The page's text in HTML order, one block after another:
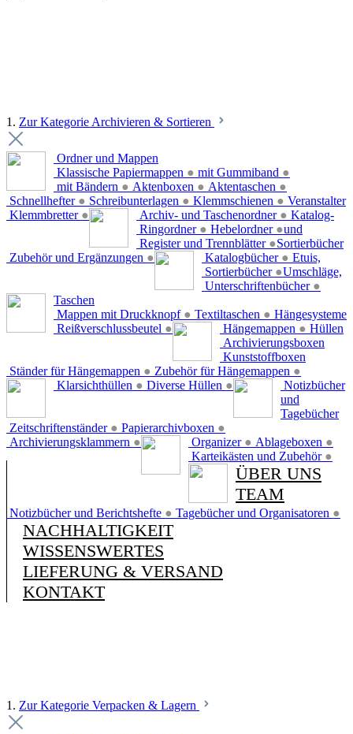
1. Zur Kategorie Archivieren & Sortieren
Ordner und Mappen
Klassische Papiermappen ● mit Gummiband ●
mit Bändern ● Aktenboxen ● Aktentaschen ●
Schnellhefter ● Schreibunterlagen ● Klemmschienen ●
Klemmbretter ●
Veranstalter
Archiv- und Taschenordner ●
Ringordner ● Hebelordner ●
Register und Trennblätter ●
Zubehör und Ergänzungen ●
Katalog-
und
Sortierbücher
Katalogbücher ●
Sortierbücher ●
Unterschriftenbücher ●
Etuis,
Umschläge,
Taschen
Mappen mit Druckknopf ● Textiltaschen ●
Reißverschlussbeutel ●
Hängesysteme
Hängemappen ●
Ständer für Hängemappen ● Zubehör für Hängemappen ●
Hüllen
Klarsichthüllen ● Diverse Hüllen ●
Archivierungsboxen
Zeitschriftenständer ● Papierarchivboxen ●
Archivierungsklammern ●
Kunststoffboxen
Organizer ● Ablageboxen ●
Karteikästen und Zubehör ●
Notizbücher
und
Tagebücher
Notizbücher und Berichtshefte ● Tagebücher und Organisatoren ●
ÜBER UNS
TEAM
NACHHALTIGKEIT
WISSENSWERTES
LIEFERUNG & VERSAND
KONTAKT
1. Zur Kategorie Verpacken & Lagern